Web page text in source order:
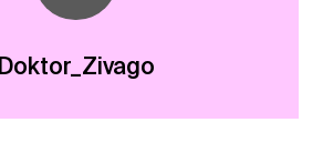
Doktor_Zivago